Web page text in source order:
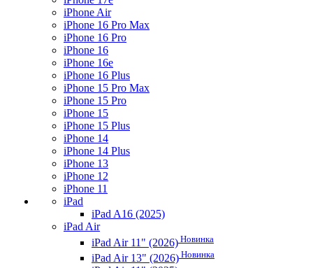
iPhone Air
iPhone 16 Pro Max
iPhone 16 Pro
iPhone 16
iPhone 16e
iPhone 16 Plus
iPhone 15 Pro Max
iPhone 15 Pro
iPhone 15
iPhone 15 Plus
iPhone 14
iPhone 14 Plus
iPhone 13
iPhone 12
iPhone 11
iPad
iPad A16 (2025)
iPad Air
iPad Air 11" (2026) Новинка
iPad Air 13" (2026) Новинка